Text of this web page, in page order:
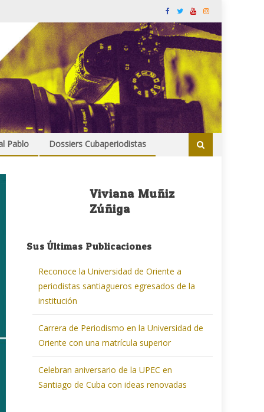
Pablo Dossiers Cubaperiodistas
Viviana Muñiz
Zúñiga
Sus Últimas Publicaciones
Reconoce la Universidad de Oriente a
periodistas santiagueros egresados de la
institución
Carrera de Periodismo en la Universidad de
Oriente con una matrícula superior
Celebran aniversario de la UPEC en
Santiago de Cuba con ideas renovadas